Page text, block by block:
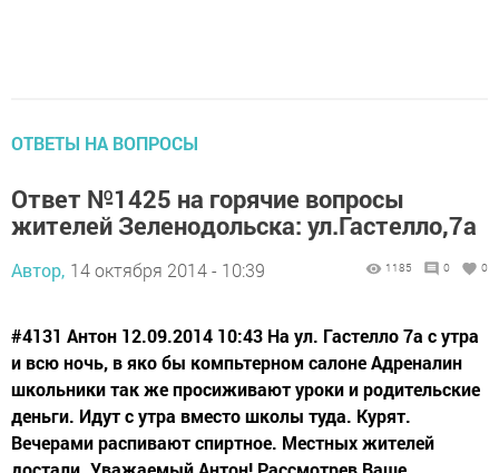
ОТВЕТЫ НА ВОПРОСЫ
Ответ №1425 на горячие вопросы
жителей Зеленодольска: ул.Гастелло,7а
Автор, 14 октября 2014 - 10:39 1185 0 0
#4131 Антон 12.09.2014 10:43 На ул. Гастелло 7а с утра
и всю ночь, в яко бы компьтерном салоне Адреналин
школьники так же просиживают уроки и родительские
деньги. Идут с утра вместо школы туда. Курят.
Вечерами распивают спиртное. Местных жителей